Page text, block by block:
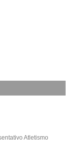
Atletismo